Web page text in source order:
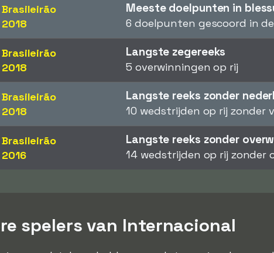
Brasileirão
2018
Meeste doelpunten in
6 doelpunten gescoord in
Brasileirão
2018
Langste zegereeks
5 overwinningen op rij
Brasileirão
2018
Langste reeks zonder
10 wedstrijden op rij zonder
Brasileirão
2016
Langste reeks zonder
14 wedstrijden op rij zonder
spelers van Internacional